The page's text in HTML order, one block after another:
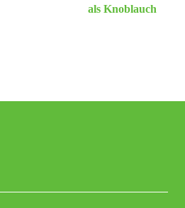
als Knoblauch